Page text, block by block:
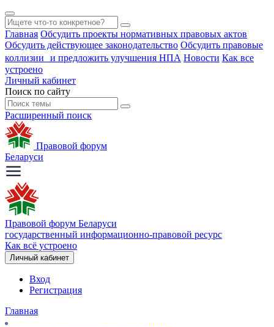
Главная Обсудить проекты нормативных правовых актов
Обсудить действующее законодательство Обсудить правовые
коллизии и предложить улучшения НПА Новости Как все
устроено
Личный кабинет
Поиск по сайту
Расширенный поиск
Правовой форум
Беларуси
Правовой форум Беларуси
государственный информационно-правовой ресурс
Как всё устроено
Личный кабинет
Вход
Регистрация
Главная